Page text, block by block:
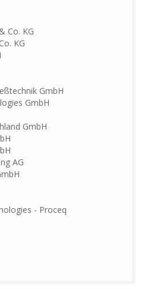
Co. KG
KG
GmbH
GmbH
GmbH
AG
- Proceq